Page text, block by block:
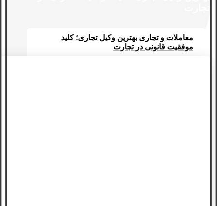
معاملات و تجاری بهترین وکیل تجاری؛ کلید
موفقیت ‌قانونی در تجارت